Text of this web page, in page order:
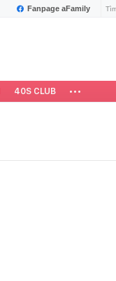
Fanpage aFamily
40S CLUB